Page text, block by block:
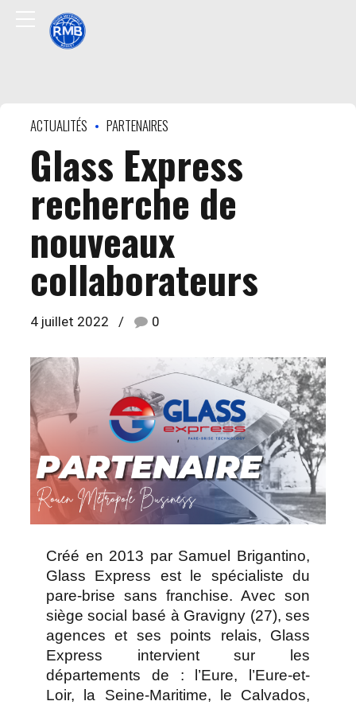
ACTUALITÉS PARTENAIRES
Glass Express
recherche de
nouveaux
collaborateurs
4 juillet 2022 0
Créé en 2013 par Samuel Brigantino,
Glass Express est le spécialiste du
pare-brise sans franchise. Avec son
siège social basé à Gravigny (27), ses
agences et ses points relais, Glass
Express intervient sur les
départements de : l’Eure, l’Eure-et-
Loir, la Seine-Maritime, le Calvados,